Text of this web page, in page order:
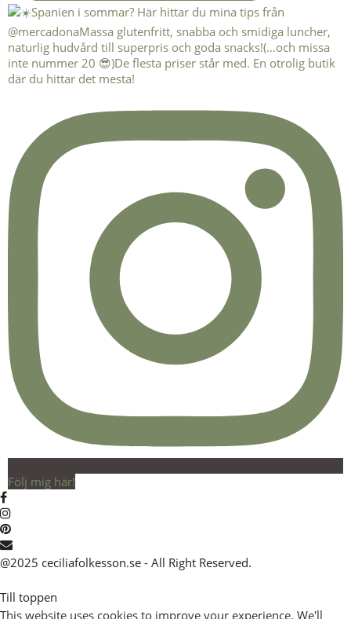
Följ mig här!
@2025 ceciliafolkesson.se - All Right Reserved.
Till toppen
This website uses cookies to improve your experience. We'll